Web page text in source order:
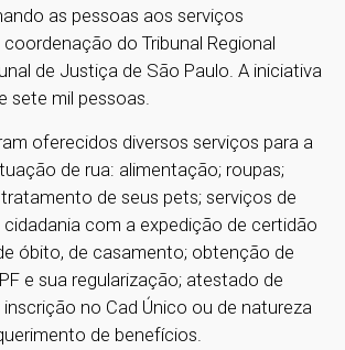
as pessoas aos serviços
do Tribunal Regional
de Justiça de São Paulo. A iniciativa
sete mil pessoas.
oferecidos diversos serviços para a
de rua: alimentação; roupas;
de seus pets; serviços de
com a expedição de certidão
óbito, de casamento; obtenção de
e sua regularização; atestado de
inscrição no Cad Único ou de natureza
de benefícios.